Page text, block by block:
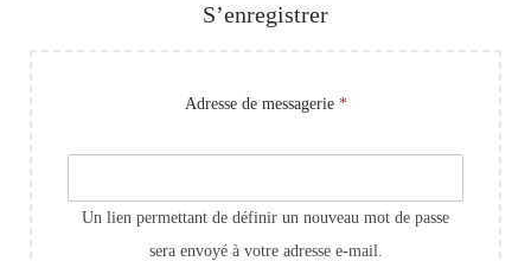
S’enregistrer
Adresse de messagerie *
Un lien permettant de définir un nouveau mot de passe
sera envoyé à votre adresse e-mail.